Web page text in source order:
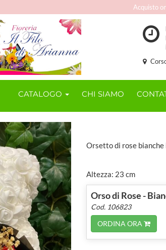
Acquisto
CATALOGO CHI SIAMO
Orsetto di rose bianche
Altezza: 23 cm
Orso di Rose -
Cod. 106823
ORDINA ORA